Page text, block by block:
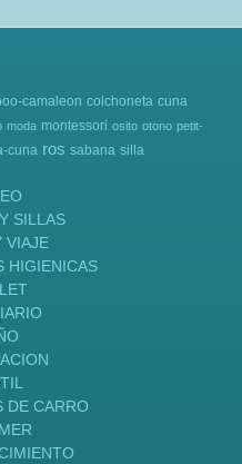
camaleon colchoneta cuna
moda montessori osito otono petit-
cuna ros sabana silla
SILLAS
VIAJE
HIGIENICAS
DE CARRO